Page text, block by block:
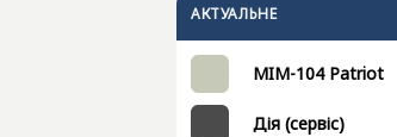
АКТУАЛЬНЕ
MIM-104 Patriot
Дія (сервіс)